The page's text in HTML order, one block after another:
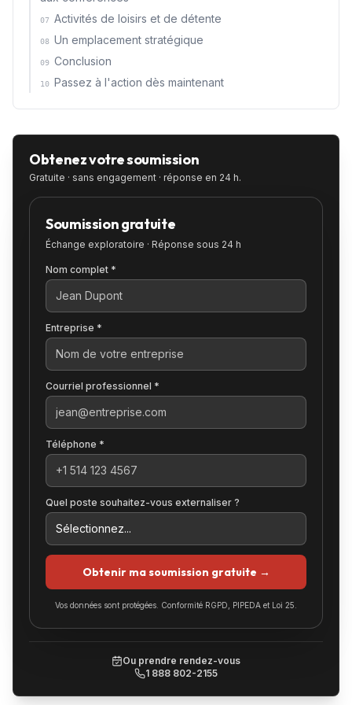
07 Activités de loisirs et de détente
08 Un emplacement stratégique
09 Conclusion
10 Passez à l'action dès maintenant
Obtenez votre soumission
Gratuite · sans engagement · réponse en 24 h.
Soumission gratuite
Échange exploratoire · Réponse sous 24 h
Nom complet *
Entreprise *
Courriel professionnel *
Téléphone *
Quel poste souhaitez-vous externaliser ?
Obtenir ma soumission gratuite →
Vos données sont protégées. Conformité RGPD, PIPEDA et Loi 25.
Ou prendre rendez-vous
1 888 802-2155